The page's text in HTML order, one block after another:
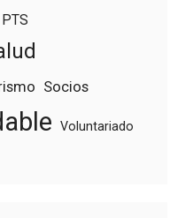
PTS
Socios
Voluntariado